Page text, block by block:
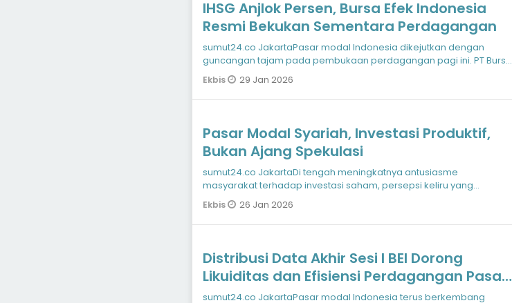
IHSG Anjlok Persen, Bursa Efek Indonesia
Resmi Bekukan Sementara Perdagangan
sumut24.co JakartaPasar modal Indonesia dikejutkan dengan
guncangan tajam pada pembukaan perdagangan pagi ini. PT Bursa
Efek Indonesia (BE
Ekbis 29 Jan 2026
Pasar Modal Syariah, Investasi Produktif,
Bukan Ajang Spekulasi
sumut24.co JakartaDi tengah meningkatnya antusiasme
masyarakat terhadap investasi saham, persepsi keliru yang
menyamakan pasar modal denga
Ekbis 26 Jan 2026
Distribusi Data Akhir Sesi I BEI Dorong
Likuiditas dan Efisiensi Perdagangan Pasar
Modal
sumut24.co JakartaPasar modal Indonesia terus berkembang